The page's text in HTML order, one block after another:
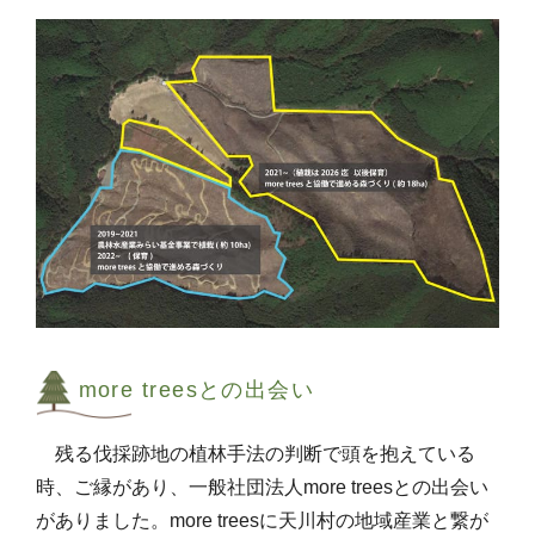
more treesとの出会い
残る伐採跡地の植林手法の判断で頭を抱えている
時、ご縁があり、一般社団法人more treesとの出会い
がありました。more treesに天川村の地域産業と繋が